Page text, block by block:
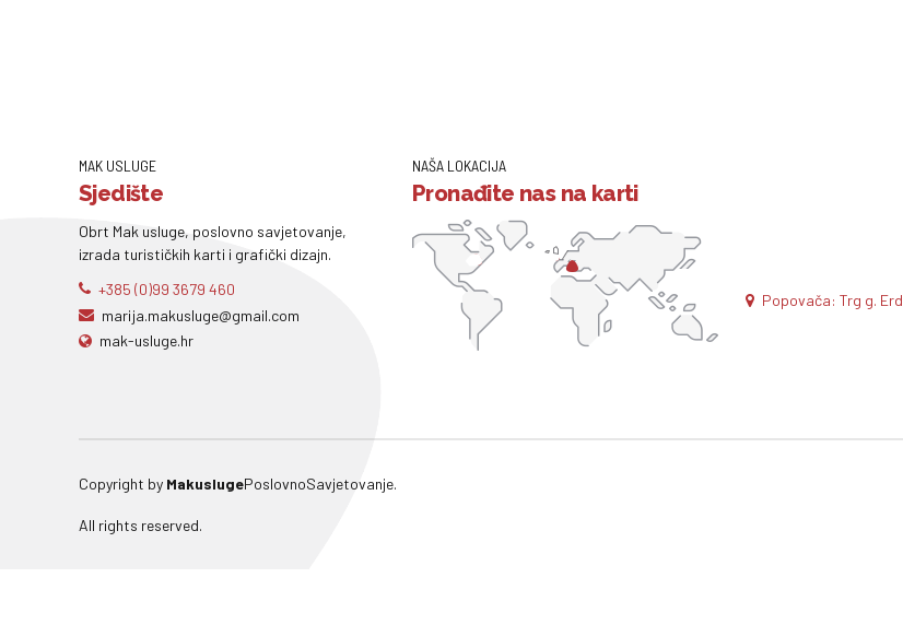
MAK USLUGE
Sjedište
Obrt Mak usluge, poslovno savjetovanje,
izrada turističkih karti i grafički dizajn.
+385 (0)99 3679 460
marija.makusluge@gmail.com
mak-usluge.hr
NAŠA LOKACIJA
Pronađite nas na karti
Popovača: Trg g.
Copyright by MakuslugePoslovnoSavjetovanje.
All rights reserved.